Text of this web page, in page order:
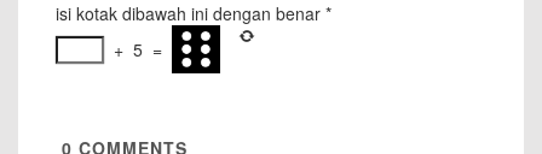
isi kotak dibawah ini dengan benar *
+ 5 =
0 COMMENTS